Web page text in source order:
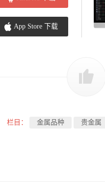
App Store 下载
栏目： 金属品种 贵金属